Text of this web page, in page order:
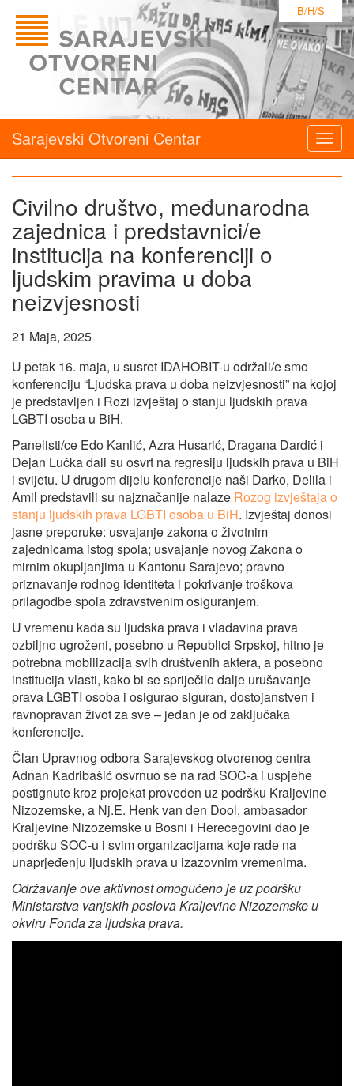
B/H/S
Sarajevski Otvoreni Centar
Civilno društvo, međunarodna
zajednica i predstavnici/e
institucija na konferenciji o
ljudskim pravima u doba
neizvjesnosti
21 Maja, 2025
U petak 16. maja, u susret IDAHOBIT-u održali/e smo
konferenciju “Ljudska prava u doba neizvjesnosti” na kojoj
je predstavljen i Rozi izvještaj o stanju ljudskih prava
LGBTI osoba u BiH.
Panelisti/ce Edo Kanlić, Azra Husarić, Dragana Dardić i
Dejan Lučka dali su osvrt na regresiju ljudskih prava u BiH
i svijetu. U drugom dijelu konferencije naši Darko, Delila i
Amil predstavili su najznačanije nalaze Rozog izvještaja o
stanju ljudskih prava LGBTI osoba u BiH. Izvještaj donosi
jasne preporuke: usvajanje zakona o životnim
zajednicama istog spola; usvajanje novog Zakona o
mirnim okupljanjima u Kantonu Sarajevo; pravno
priznavanje rodnog identiteta i pokrivanje troškova
prilagodbe spola zdravstvenim osiguranjem.
U vremenu kada su ljudska prava i vladavina prava
ozbiljno ugroženi, posebno u Republici Srpskoj, hitno je
potrebna mobilizacija svih društvenih aktera, a posebno
institucija vlasti, kako bi se spriječilo dalje urušavanje
prava LGBTI osoba i osigurao siguran, dostojanstven i
ravnopravan život za sve – jedan je od zaključaka
konferencije.
Član Upravnog odbora Sarajevskog otvorenog centra
Adnan Kadribašić osvrnuo se na rad SOC-a i uspjehe
postignute kroz projekat proveden uz podršku Kraljevine
Nizozemske, a Nj.E. Henk van den Dool, ambasador
Kraljevine Nizozemske u Bosni i Herecegovini dao je
podršku SOC-u i svim organizacijama koje rade na
unaprjeđenju ljudskih prava u izazovnim vremenima.
Održavanje ove aktivnost omogućeno je uz podršku
Ministarstva vanjskih poslova Kraljevine Nizozemske u
okviru Fonda za ljudska prava.